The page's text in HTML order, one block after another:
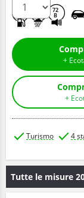
72
B
Turismo 4
Tutte le misure